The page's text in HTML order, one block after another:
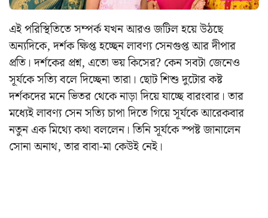
এই পরিস্থিতিতে সম্পর্ক যখন আরও জটিল হয়ে উঠছে
অন্যদিকে, দর্শক ক্ষিপ্ত হচ্ছেন লাবণ্য সেনগুপ্ত আর দীপার
প্রতি। দর্শকের প্রশ্ন, এতো ভয় কিসের? কেন সবটা জেনেও
সূর্যকে সত্যি বলে দিচ্ছেনা তারা। ছোট শিশু দুটোর কষ্ট
দর্শকদের মনে ভিতর থেকে নাড়া দিয়ে যাচ্ছে বারংবার। তার
মধ্যেই লাবণ্য সেন সত্যি চাপা দিতে গিয়ে সূর্যকে আরেকবার
নতুন এক মিথ্যে কথা বললেন। তিনি সূর্যকে স্পষ্ট জানালেন
সোনা অনাথ, তার বাবা-মা কেউই নেই।